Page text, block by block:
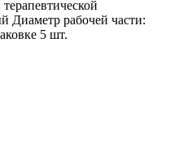
Диаметр рабочей части:
5 шт.